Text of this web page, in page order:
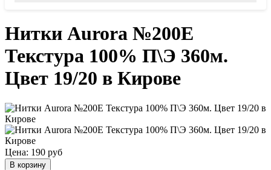
Нитки Aurora №200E
Текстура 100% П\Э 360м.
Цвет 19/20 в Кирове
Цена: 190 руб
В корзину